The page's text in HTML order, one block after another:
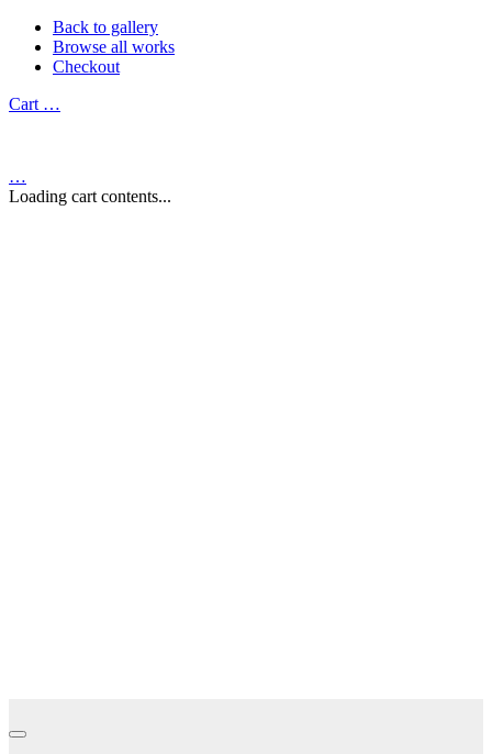
Back to gallery
Browse all works
Checkout
Cart …
…
Loading cart contents...